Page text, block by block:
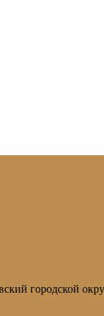
городской